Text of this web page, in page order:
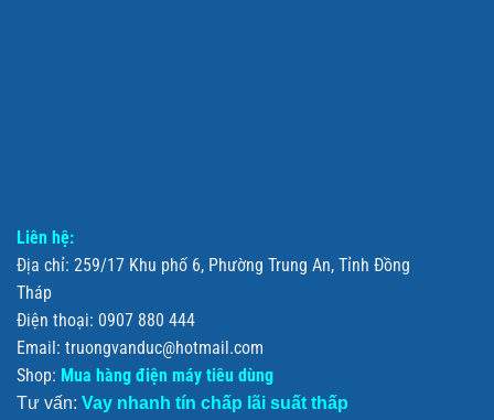
Liên hệ:
Địa chỉ: 259/17 Khu phố 6, Phường Trung An, Tỉnh Đồng
Tháp
Điện thoại: 0907 880 444
Email: truongvanduc@hotmail.com
Shop: Mua hàng điện máy tiêu dùng
Tư vấn: Vay nhanh tín chấp lãi suất thấp